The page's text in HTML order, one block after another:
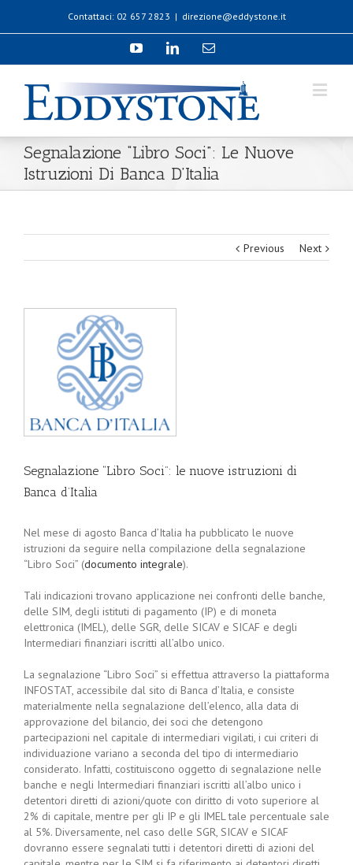
Contattaci: 02 657 2823 | direzione@eddystone.it
Segnalazione “Libro Soci”: Le Nuove
Istruzioni Di Banca D’Italia
Previous Next
Segnalazione “Libro Soci”: le nuove istruzioni di
Banca d’Italia
Nel mese di agosto Banca d’Italia ha pubblicato le nuove
istruzioni da seguire nella compilazione della segnalazione
“Libro Soci” (documento integrale).
Tali indicazioni trovano applicazione nei confronti delle banche,
delle SIM, degli istituti di pagamento (IP) e di moneta
elettronica (IMEL), delle SGR, delle SICAV e SICAF e degli
Intermediari finanziari iscritti all’albo unico.
La segnalazione “Libro Soci” si effettua attraverso la piattaforma
INFOSTAT, accessibile dal sito di Banca d’Italia, e consiste
materialmente nella segnalazione dell’elenco, alla data di
approvazione del bilancio, dei soci che detengono
partecipazioni nel capitale di intermediari vigilati, i cui criteri di
individuazione variano a seconda del tipo di intermediario
considerato. Infatti, costituiscono oggetto di segnalazione nelle
banche e negli Intermediari finanziari iscritti all’albo unico i
detentori diretti di azioni/quote con diritto di voto superiore al
2% di capitale, mentre per gli IP e gli IMEL tale percentuale sale
al 5%. Diversamente, nel caso delle SGR, SICAV e SICAF
dovranno essere segnalati tutti i detentori diretti di azioni del